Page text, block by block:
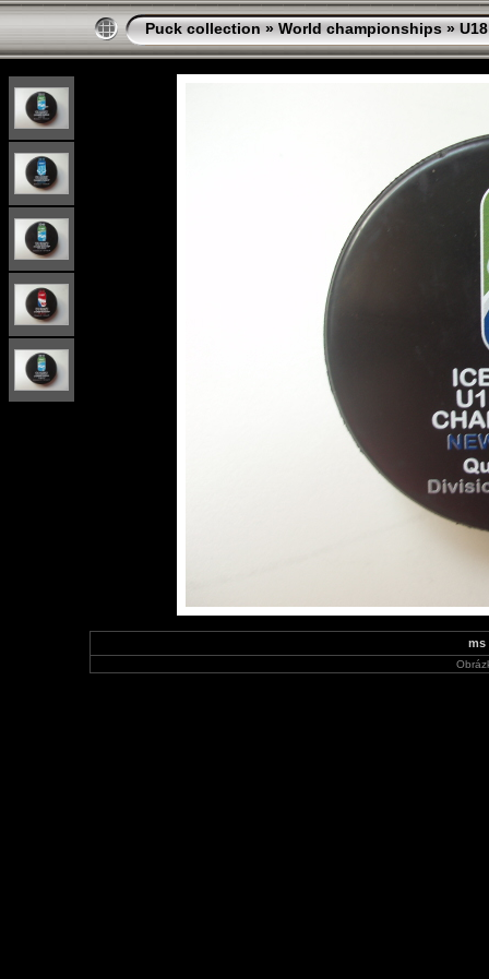
Puck collection » World championships » U18
ms